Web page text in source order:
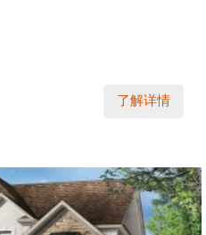
了解详情